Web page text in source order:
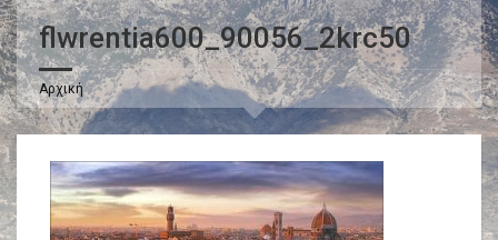
flwrentia600_90056_2krc50
Αρχική